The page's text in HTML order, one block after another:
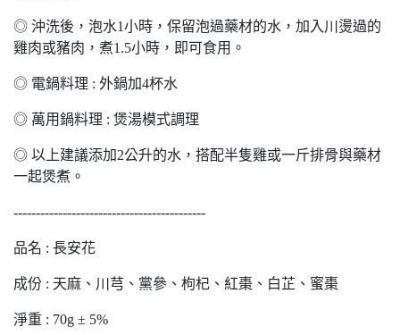
◎ 沖洗後，泡水1小時，保留泡過藥材的水，加入川燙過的
雞肉或豬肉，煮1.5小時，即可食用。
◎ 電鍋料理 : 外鍋加4杯水
◎ 萬用鍋料理 : 煲湯模式調理
◎ 以上建議添加2公升的水，搭配半隻雞或一斤排骨與藥材
一起煲煮。
-------------------------------------------
品名 : 長安花
成份 : 天麻、川芎、黨參、枸杞、紅棗、白芷、蜜棗
淨重 : 70g ± 5%